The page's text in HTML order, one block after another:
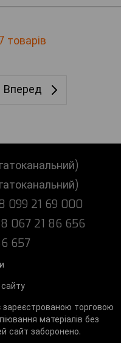
товарів
Вперед
099 21 69 000
067 21 86 656
657
торговою
матеріалів без
сайт заборонено.